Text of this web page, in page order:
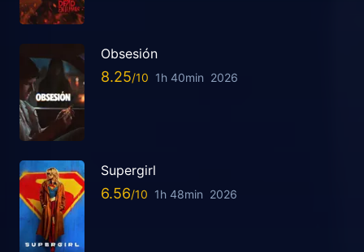
Obsesión
8.25 1h 40min 2026
Supergirl
6.56 1h 48min 2026